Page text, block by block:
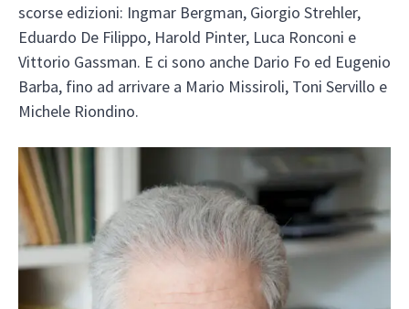
scorse edizioni: Ingmar Bergman, Giorgio Strehler,
Eduardo De Filippo, Harold Pinter, Luca Ronconi e
Vittorio Gassman. E ci sono anche Dario Fo ed Eugenio
Barba, fino ad arrivare a Mario Missiroli, Toni Servillo e
Michele Riondino.